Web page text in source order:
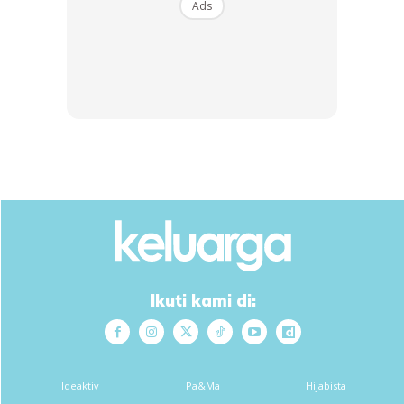
16. Sesekali tukar gaya penampilan agar ada kelainan serta
untuk mengelakkan pasangan merasa jemu.
Anda mungkin berminat dengan
Ads
Ikuti kami di:
Ideaktiv Pa&Ma Hijabista